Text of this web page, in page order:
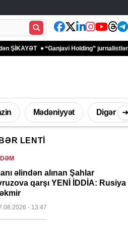
“Ganjavi Holding” jurnalistləri peşə
Mədəniyyət Digər ➜
LENTI
əlindən alınan Şahlar
qarşı YENİ İDDİA: Rusiya
- 13:47